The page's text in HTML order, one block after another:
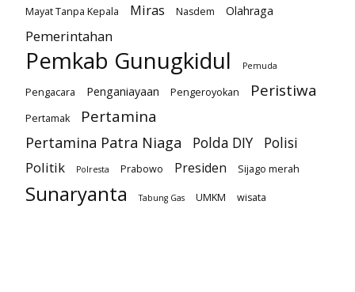
Mayat Tanpa Kepala
Miras Nasdem Olahraga
Pemerintahan
Pemkab Gunugkidul Pemuda
Pengacara Penganiayaan Pengeroyokan Peristiwa
Pertamak Pertamina
Pertamina Patra Niaga Polda DIY
Polisi
Politik
Polresta Prabowo Presiden Sijago merah
Sunaryanta Tabung Gas UMKM wisata